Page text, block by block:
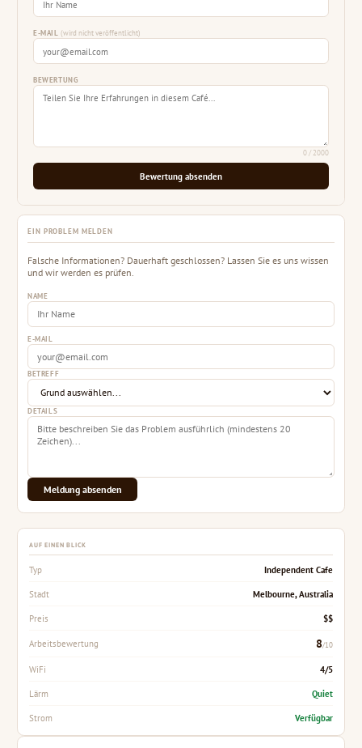
E-MAIL(wird nicht veröffentlicht)
BEWERTUNG
0/ 2000
Bewertung absenden
EIN PROBLEM MELDEN
Falsche Informationen? Dauerhaft geschlossen? Lassen Sie es uns wissen
und wir werden es prüfen.
NAME
E-MAIL
BETREFF
DETAILS
Meldung absenden
AUF EINEN BLICK
Typ Independent Cafe
Stadt Melbourne, Australia
Preis $$
Arbeitsbewertung 8/10
WiFi 4/5
Lärm Quiet
Strom Verfügbar